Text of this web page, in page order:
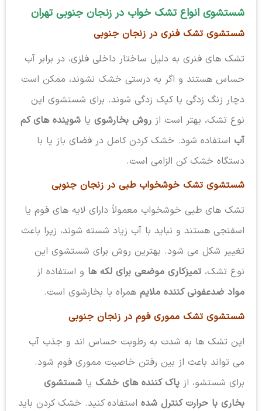
شستشوی انواع تشک خواب در زنجان جنوبی تهران
شستشوی تشک فنری در زنجان جنوبی
تشک های فنری به دلیل ساختار داخلی فلزی، در برابر آب
حساس هستند و اگر به درستی خشک نشوند، ممکن است
دچار زنگ زدگی یا کپک زدگی شوند. برای شستشوی این
نوع تشک، بهتر است از روش بخارشوییا شوینده های کم
آباستفاده شود. خشک کردن کامل در فضای باز یا با
دستگاه خشک کن الزامی است.
شستشوی تشک خوشخواب طبی در زنجان جنوبی
تشک های طبی خوشخواب معمولاً دارای لایه های فوم یا
اسفنجی هستند و نباید با آب زیاد شسته شوند، زیرا باعث
تغییر شکل می شود. بهترین روش برای شستشوی این
نوع تشک، تمیزکاری موضعی برای لکه هاو استفاده از
مواد ضدعفونی کننده ملایمهمراه با بخارشوی است.
شستشوی تشک مموری فوم در زنجان جنوبی
این تشک ها به شدت به رطوبت حساس اند و جذب آب
می تواند باعث از بین رفتن خاصیت مموری فوم شود.
برای شستشو، از پاک کننده های خشکیا شستشوی
بخاری با حرارت کنترل شدهاستفاده کنید. خشک کردن باید